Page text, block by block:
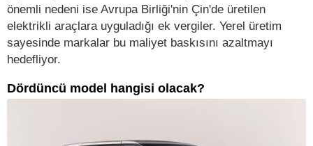
önemli nedeni ise Avrupa Birliği'nin Çin'de üretilen
elektrikli araçlara uyguladığı ek vergiler. Yerel üretim
sayesinde markalar bu maliyet baskısını azaltmayı
hedefliyor.
Dördüncü model hangisi olacak?